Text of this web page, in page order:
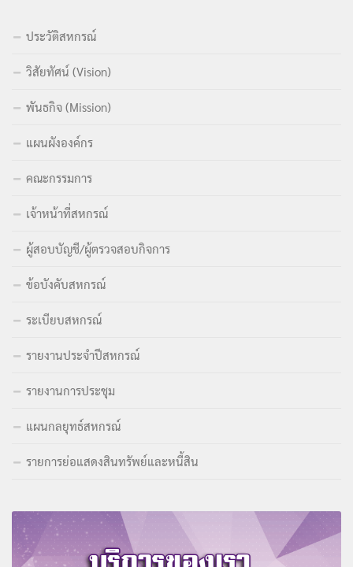
ประวัติสหกรณ์
วิสัยทัศน์ (Vision)
พันธกิจ (Mission)
แผนผังองค์กร
คณะกรรมการ
เจ้าหน้าที่สหกรณ์
ผู้สอบบัญชี/ผู้ตรวจสอบกิจการ
ข้อบังคับสหกรณ์
ระเบียบสหกรณ์
รายงานประจำปีสหกรณ์
รายงานการประชุม
แผนกลยุทธ์สหกรณ์
รายการย่อแสดงสินทรัพย์และหนี้สิน